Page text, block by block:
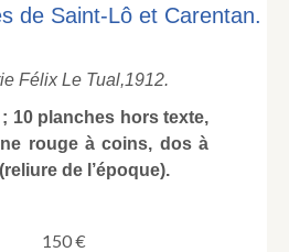
de Saint-Lô et Carentan.
Félix Le Tual,1912.
; 10 planches hors texte,
rouge à coins, dos à
de l’époque).
150€